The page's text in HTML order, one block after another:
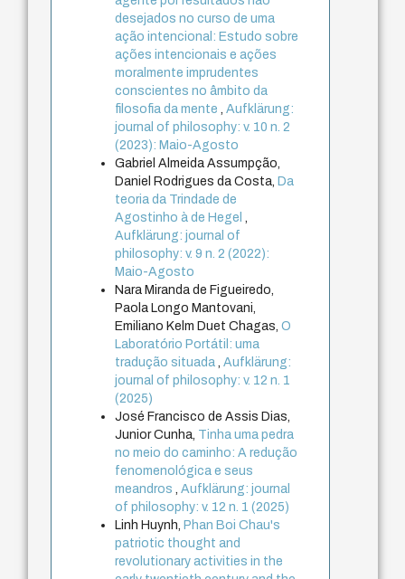
desejados no curso de uma
ação intencional: Estudo sobre
ações intencionais e ações
moralmente imprudentes
conscientes no âmbito da
filosofia da mente,Aufklärung:
journal of philosophy: v. 10 n. 2
(2023): Maio-Agosto
Gabriel Almeida Assumpção,
Daniel Rodrigues da Costa, Da
teoria da Trindade de
Agostinho à de Hegel,
Aufklärung: journal of
philosophy: v. 9 n. 2 (2022):
Maio-Agosto
Nara Miranda de Figueiredo,
Paola Longo Mantovani,
Emiliano Kelm Duet Chagas,O
Laboratório Portátil: uma
tradução situada,Aufklärung:
journal of philosophy: v. 12 n. 1
(2025)
José Francisco de Assis Dias,
Junior Cunha, Tinha uma pedra
no meio do caminho: A redução
fenomenológica e seus
meandros,Aufklärung: journal
of philosophy: v. 12 n. 1 (2025)
Linh Huynh, Phan Boi Chau's
patriotic thought and
revolutionary activities in the